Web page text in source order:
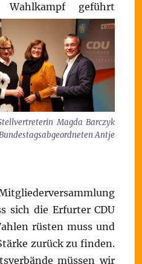
Wahlkampf geführt
Magda Barczyk
Antje
sich die Erfurter CDU
rüsten muss und
zurück zu finden.
müssen wir